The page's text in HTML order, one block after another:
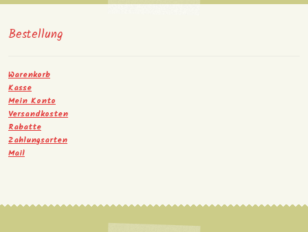
Bestellung
Warenkorb
Kasse
Mein Konto
Versandkosten
Rabatte
Zahlungsarten
Mail